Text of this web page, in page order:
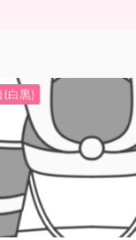
(白黒)